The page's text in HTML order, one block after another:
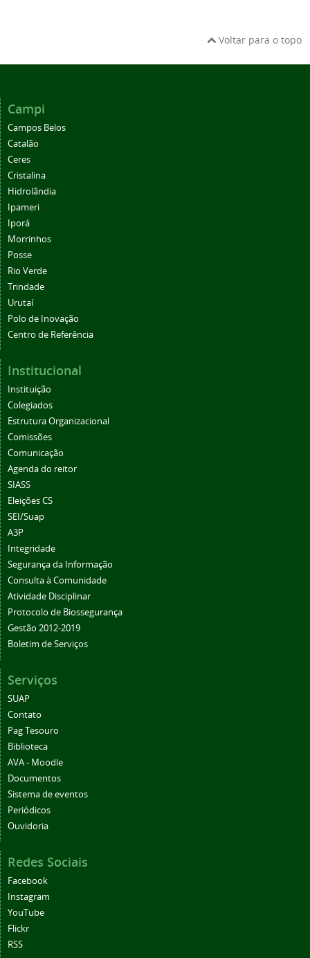
Voltar para o topo
Campi
Campos Belos
Catalão
Ceres
Cristalina
Hidrolândia
Ipameri
Iporá
Morrinhos
Posse
Rio Verde
Trindade
Urutaí
Polo de Inovação
Centro de Referência
Institucional
Instituição
Colegiados
Estrutura Organizacional
Comissões
Comunicação
Agenda do reitor
SIASS
Eleições CS
SEI/Suap
A3P
Integridade
Segurança da Informação
Consulta à Comunidade
Atividade Disciplinar
Protocolo de Biossegurança
Gestão 2012-2019
Boletim de Serviços
Serviços
SUAP
Contato
Pag Tesouro
Biblioteca
AVA - Moodle
Documentos
Sistema de eventos
Periódicos
Ouvidoria
Redes Sociais
Facebook
Instagram
YouTube
Flickr
RSS